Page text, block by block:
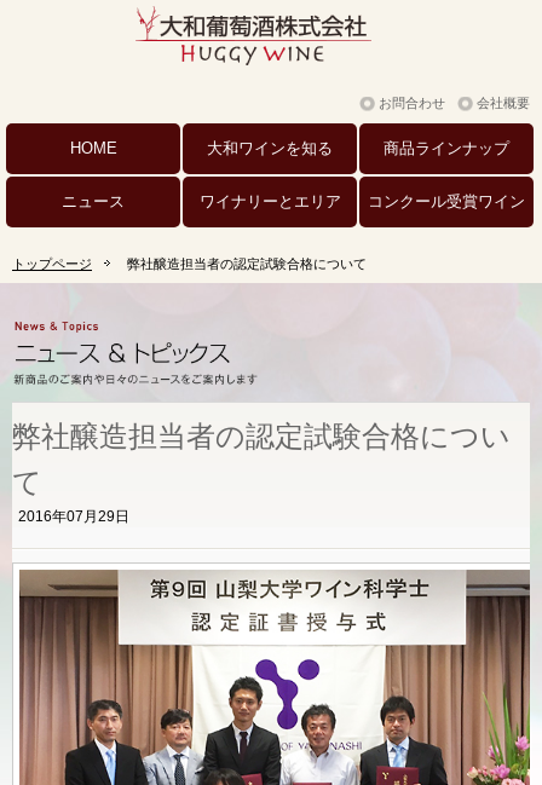
会社概要
お問合わせ
HOME 大和ワインを知る 商品ラインナップ
ニュース ワイナリーと エリア コンクール受賞ワイン
トップページ 弊社醸造担当者の認定試験合格について
弊社醸造担当者の認定試験合格につい
て
2016年07月29日